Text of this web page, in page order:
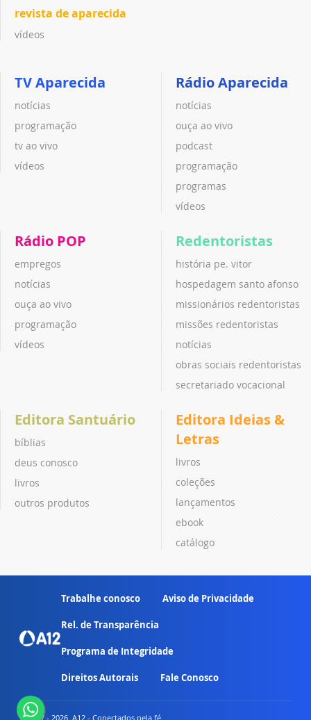
revista de aparecida
vídeos
TV Aparecida
notícias
programação
tv ao vivo
vídeos
Rádio Aparecida
notícias
ouça ao vivo
podcast
programação
programas
vídeos
Rádio POP
empregos
notícias
ouça ao vivo
programação
vídeos
Redentoristas
história pe. vitor
hospedagem santo afonso
missionários redentoristas
missões redentoristas
notícias
obras sociais redentoristas
secretariado vocacional
Editora Santuário
bíblias
deus conosco
livros
outros produtos
Editora Ideias &
Letras
livros
coleções
lançamentos
ebook
catálogo
Trabalhe conosco Aviso de Privacidade
Rel. de Transparência
Programa de Integridade
Direitos Autorais Fale Conosco
© 2007 - 2026. A12 - Conectados pela fé.